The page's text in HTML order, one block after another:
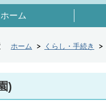
ホーム
ホーム くらし・手続き
)